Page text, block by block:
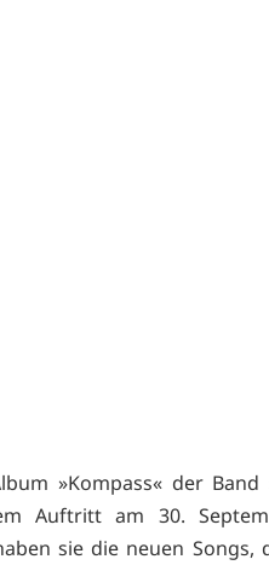
»Kompass« der Band
Auftritt am 30.
sie die neuen Songs,